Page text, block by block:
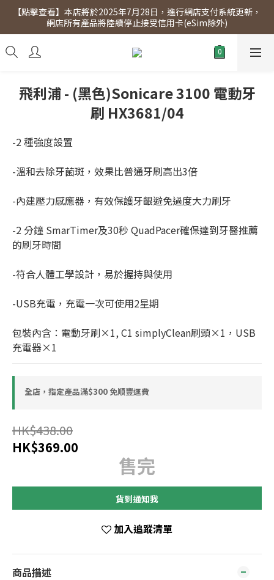
【點擊查看】會員專享 星期三全單95折!!!（優惠期至2026年12月
31日）。滿$300即免運費。
【點擊查看】本店將於2025年7月28日，進行網店支付系統更新，
網店所有產品將陸續停止接受信用卡(eSim除外)
【點擊查看】會員專享 星期三全單95折!!!（優惠期至2026年12月
31日）。滿$300即免運費。
飛利浦 - (黑色)Sonicare 3100 電動牙
刷 HX3681/04
-2 種強度設置
-溫和去除牙菌斑，效果比普通牙刷高出3倍
-內建壓力感應器，有效保護牙齦避免過度大力刷牙
-2 分鐘 SmarTimer及30秒 QuadPacer確保達到牙醫推薦
的刷牙時間
-符合人體工學設計，易於握持與使用
-USB充電，充電一次可使用2星期
包裝內含：電動牙刷×1, C1 simplyClean刷頭×1，USB
充電器×1
全店，指定產品滿$300 免順豐運費
HK$438.00
HK$369.00
售完
貨到通知我
加入追蹤清單
商品描述